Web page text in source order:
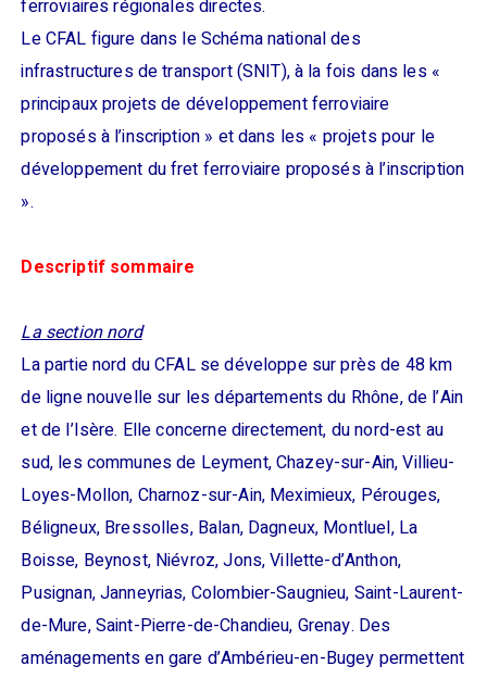
ferroviaires régionales directes.
Le CFAL figure dans le Schéma national des
infrastructures de transport (SNIT), à la fois dans les «
principaux projets de développement ferroviaire
proposés à l’inscription » et dans les « projets pour le
développement du fret ferroviaire proposés à l’inscription
».
Descriptif sommaire
La section nord
La partie nord du CFAL se développe sur près de 48 km
de ligne nouvelle sur les départements du Rhône, de l’Ain
et de l’Isère. Elle concerne directement, du nord-est au
sud, les communes de Leyment, Chazey-sur-Ain, Villieu-
Loyes-Mollon, Charnoz-sur-Ain, Meximieux, Pérouges,
Béligneux, Bressolles, Balan, Dagneux, Montluel, La
Boisse, Beynost, Niévroz, Jons, Villette-d’Anthon,
Pusignan, Janneyrias, Colombier-Saugnieu, Saint-Laurent-
de-Mure, Saint-Pierre-de-Chandieu, Grenay. Des
aménagements en gare d’Ambérieu-en-Bugey permettent